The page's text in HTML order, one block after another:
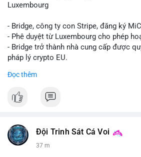
Luxembourg
- Bridge, công ty con Stripe, đăng ký
- Phê duyệt từ Luxembourg cho phép
- Bridge trở thành nhà cung cấp được
pháp lý crypto EU.
#luxembourg
#vlikevn #titanbot
Đọc thêm
Đội Trinh Sát Cá Voi
37 m